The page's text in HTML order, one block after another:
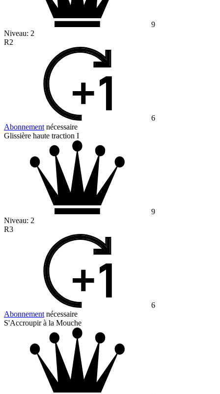
9
Niveau: 2
R2
6
Abonnement nécessaire
Glissière haute traction I
9
Niveau: 2
R3
6
Abonnement nécessaire
S'Accroupir à la Mouche